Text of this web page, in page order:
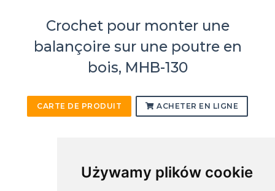
Używamy plików cookie
Crochet pour monter une
balançoire sur une poutre en
bois, MHB-130
CARTE DE PRODUIT ACHETER EN LIGNE